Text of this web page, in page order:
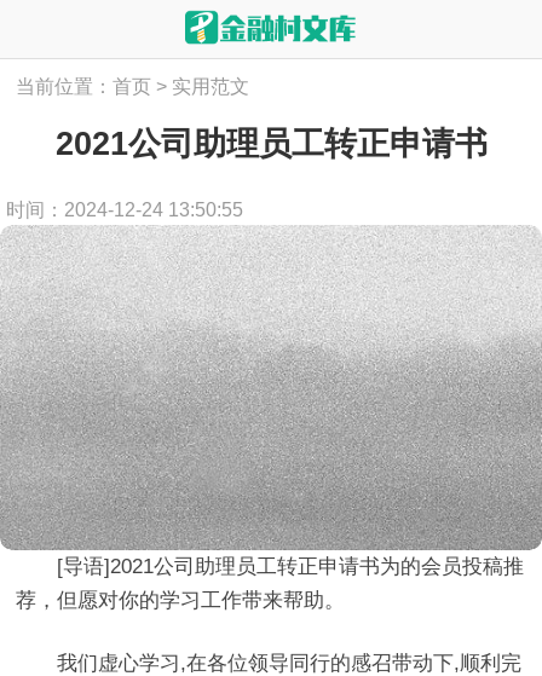
当前位置：首页 > 实用范文
2021公司助理员工转正申请书
时间：2024-12-24 13:50:55
[导语]2021公司助理员工转正申请书为的会员投稿推
荐，但愿对你的学习工作带来帮助。
我们虚心学习,在各位领导同行的感召带动下,顺利完